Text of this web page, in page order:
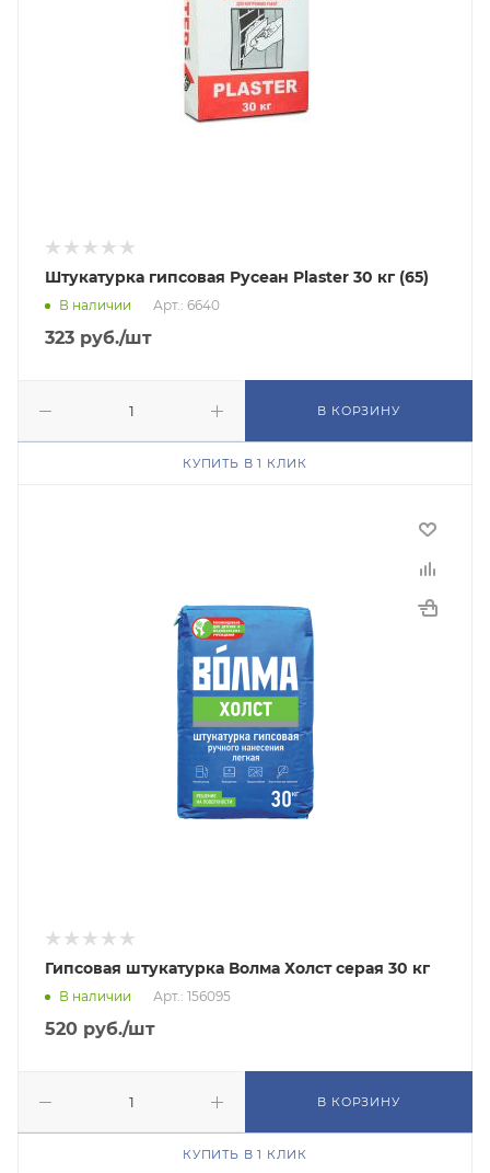
Штукатурка гипсовая Русеан Plaster 30 кг (65)
В наличии Арт.: 6640
323 руб./шт
В КОРЗИНУ
КУПИТЬ В 1 КЛИК
Гипсовая штукатурка Волма Холст серая 30 кг
В наличии Арт.: 156095
520 руб./шт
В КОРЗИНУ
КУПИТЬ В 1 КЛИК